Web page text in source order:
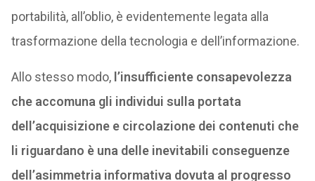
portabilità, all’oblio, è evidentemente legata alla
trasformazione della tecnologia e dell’informazione.
Allo stesso modo, l’insufficiente consapevolezza
che accomuna gli individui sulla portata
dell’acquisizione e circolazione dei contenuti che
li riguardano è una delle inevitabili conseguenze
dell’asimmetria informativa dovuta al progresso